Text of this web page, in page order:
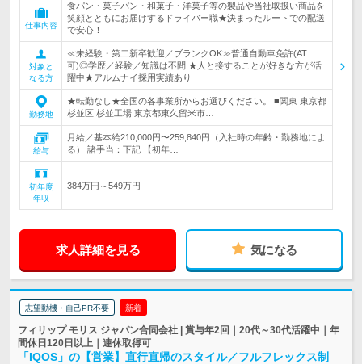
仕事内容
食パン・菓子パン・和菓子・洋菓子等の製品や当社取扱い商品を
笑顔とともにお届けするドライバー職★決まったルートでの配送
で安心！
対象と
なる方
≪未経験・第二新卒歓迎／ブランクOK≫普通自動車免許(AT
可)◎学歴／経験／知識は不問 ★人と接することが好きな方が活
躍中★アルムナイ採用実績あり
勤務地
★転勤なし★全国の各事業所からお選びください。 ■関東 東京都
杉並区 杉並工場 東京都東久留米市…
給与
月給／基本給210,000円〜259,840円（入社時の年齢・勤務地によ
る） 諸手当：下記 【初年…
初年度
年収
384万円～549万円
求人詳細を見る 気になる
志望動機・自己PR不要 新着
フィリップ モリス ジャパン合同会社 | 賞与年2回｜20代～30代活躍中｜年
間休日120日以上｜連休取得可
「IQOS」の【営業】直行直帰のスタイル／フルフレックス制